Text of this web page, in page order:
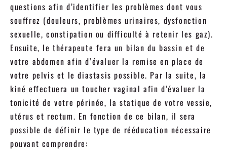
questions afin d’identifier les problèmes dont vous
souffrez (douleurs, problèmes urinaires, dysfonction
sexuelle, constipation ou difficulté à retenir les gaz).
Ensuite, le thérapeute fera un bilan du bassin et de
votre abdomen afin d’évaluer la remise en place de
votre pelvis et le diastasis possible. Par la suite, la
kiné effectuera un toucher vaginal afin d’évaluer la
tonicité de votre périnée, la statique de votre vessie,
utérus et rectum. En fonction de ce bilan, il sera
possible de définir le type de rééducation nécessaire
pouvant comprendre: